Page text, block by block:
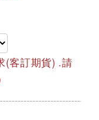
(客訂期貨) .請